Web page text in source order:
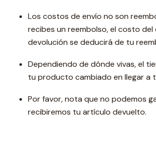
Los costos de envío no son
recibes un reembolso, el costo del
devolución se deducirá de tu
Dependiendo de dónde vivas, el
tu producto cambiado en llegar a
Por favor, nota que no podemos
recibiremos tu artículo devuelto.